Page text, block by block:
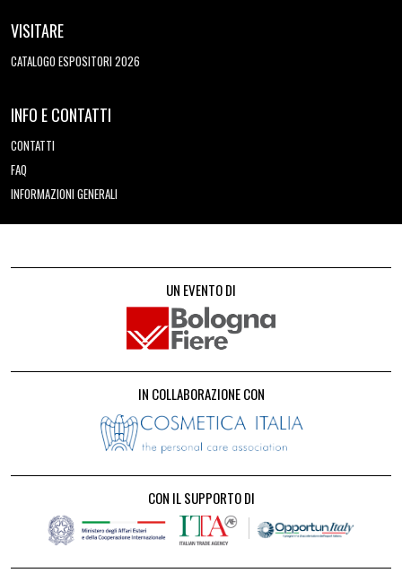
VISITARE
CATALOGO ESPOSITORI 2026
INFO E CONTATTI
CONTATTI
FAQ
INFORMAZIONI GENERALI
UN EVENTO DI
IN COLLABORAZIONE CON
CON IL SUPPORTO DI